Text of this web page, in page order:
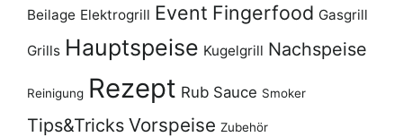
Beilage Elektrogrill Event Fingerfood Gasgrill
Grills Hauptspeise Kugelgrill Nachspeise
Reinigung Rezept Rub Sauce Smoker
Tips&Tricks Vorspeise Zubehör